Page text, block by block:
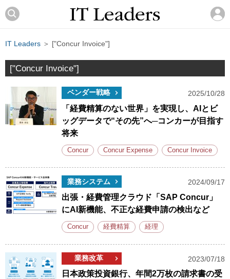
IT Leaders ＞ ["Concur Invoice"]
["Concur Invoice"]
ベンダー戦略 2025/10/28
「経費精算のない世界」を実現し、AIとビ
ッグデータで“その先”へ─コンカーが目指す
将来
Concur Concur Expense Concur Invoice
業務システム 2024/09/17
出張・経費管理クラウド「SAP Concur」
にAI新機能、不正な経費申請の検出など
Concur 経費精算 経理
業務改革 2023/07/18
日本政策投資銀行、年間2万枚の請求書の受